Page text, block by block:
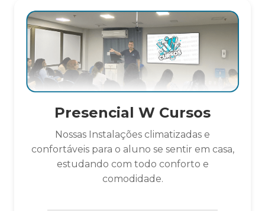
Presencial W Cursos
Nossas Instalações climatizadas e
confortáveis para o aluno se sentir em casa,
estudando com todo conforto e
comodidade.